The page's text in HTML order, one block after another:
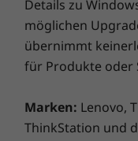
Details zu
möglichen
übernimmt
für Produkte oder
Marken: Lenovo,
ThinkStation und